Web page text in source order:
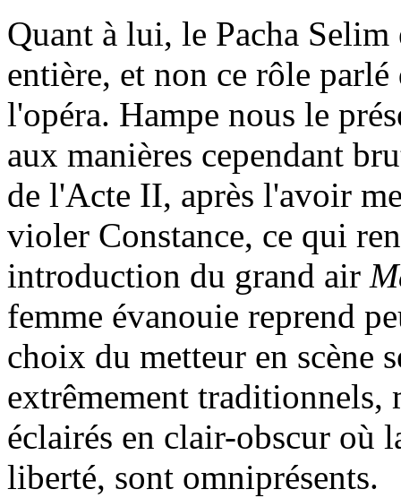
Quant à lui, le Pacha
entière, et non ce rôle
l'opéra. Hampe nous le
aux manières cependant
de l'Acte II, après l'avoir
violer Constance, ce qui
introduction du grand air
femme évanouie reprend
choix du metteur en scène
extrêmement traditionnels,
éclairés en clair-obscur où
liberté, sont omniprésents.